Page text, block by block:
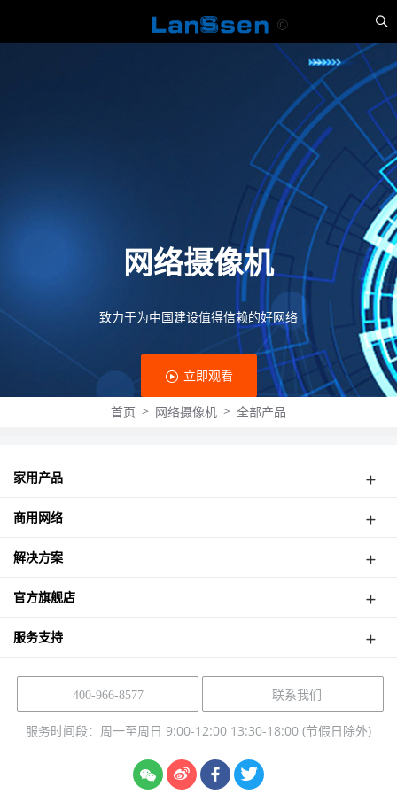
网络摄像机
致力于为中国建设值得信赖的好网络
立即观看
首页 > 网络摄像机 > 全部产品
家用产品
弱电箱路由
网络摄像机
商用网络
无线CPE
吸顶式AP
智能网关
POE交换机
太阳能供电
解决方案
酒店无线覆盖案例
塔吊无线监控案例
乡镇无线监控案例
工业大楼无线监控
更多解决方案
案例中心
官方旗舰店
津朗信天猫店
如何购买？
服务支持
热门问题
产品保修
软件下载
400-966-8577 联系我们
服务时间段：周一至周日 9:00-12:00 13:30-18:00 (节假日除外)